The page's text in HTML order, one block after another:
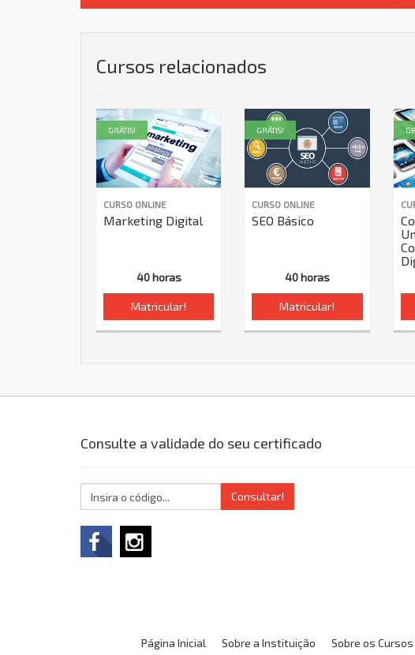
Cursos relacionados
CURSO ONLINE
Marketing Digital
40 horas
Matricular!
GRÁTIS!
CURSO ONLINE
SEO Básico
40 horas
Matricular!
GRÁTIS!
Consulte a validade do seu certificado
Consultar!
Página Inicial Sobre a Instituição Sobre os Cursos